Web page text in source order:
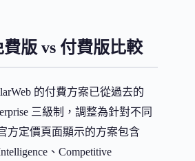
版 vs 付費版比較
的付費方案已從過去的
三級制，調整為針對不同
方定價頁面顯示的方案包含
、Competitive